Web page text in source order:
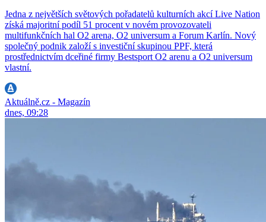
Jedna z největších světových pořadatelů kulturních akcí Live Nation
získá majoritní podíl 51 procent v novém provozovateli
multifunkčních hal O2 arena, O2 universum a Forum Karlín. Nový
společný podnik založí s investiční skupinou PPF, která
prostřednictvím dceřiné firmy Bestsport O2 arenu a O2 universum
vlastní.
Aktuálně.cz - Magazín
dnes, 09:28